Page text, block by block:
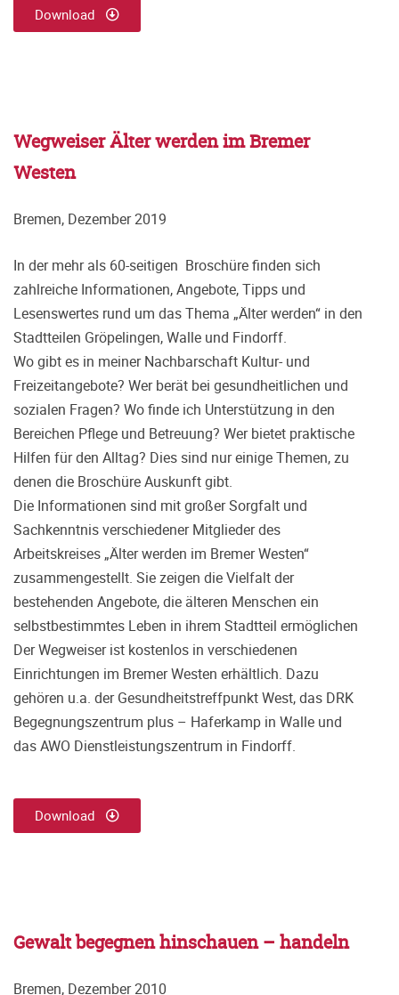
Download
Wegweiser Älter werden im Bremer
Westen
Bremen, Dezember 2019
In der mehr als 60-seitigen Broschüre finden sich
zahlreiche Informationen, Angebote, Tipps und
Lesenswertes rund um das Thema „Älter werden“ in den
Stadtteilen Gröpelingen, Walle und Findorff.
Wo gibt es in meiner Nachbarschaft Kultur- und
Freizeitangebote? Wer berät bei gesundheitlichen und
sozialen Fragen? Wo finde ich Unterstützung in den
Bereichen Pflege und Betreuung? Wer bietet praktische
Hilfen für den Alltag? Dies sind nur einige Themen, zu
denen die Broschüre Auskunft gibt.
Die Informationen sind mit großer Sorgfalt und
Sachkenntnis verschiedener Mitglieder des
Arbeitskreises „Älter werden im Bremer Westen“
zusammengestellt. Sie zeigen die Vielfalt der
bestehenden Angebote, die älteren Menschen ein
selbstbestimmtes Leben in ihrem Stadtteil ermöglichen
Der Wegweiser ist kostenlos in verschiedenen
Einrichtungen im Bremer Westen erhältlich. Dazu
gehören u.a. der Gesundheitstreffpunkt West, das DRK
Begegnungszentrum plus – Haferkamp in Walle und
das AWO Dienstleistungszentrum in Findorff.
Download
Gewalt begegnen hinschauen – handeln
Bremen, Dezember 2010